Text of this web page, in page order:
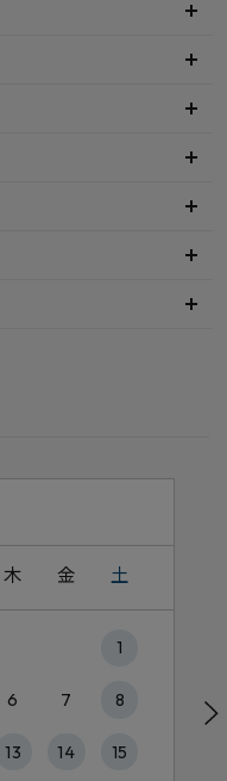
木 金 土
1
6 7 8
13 14 15